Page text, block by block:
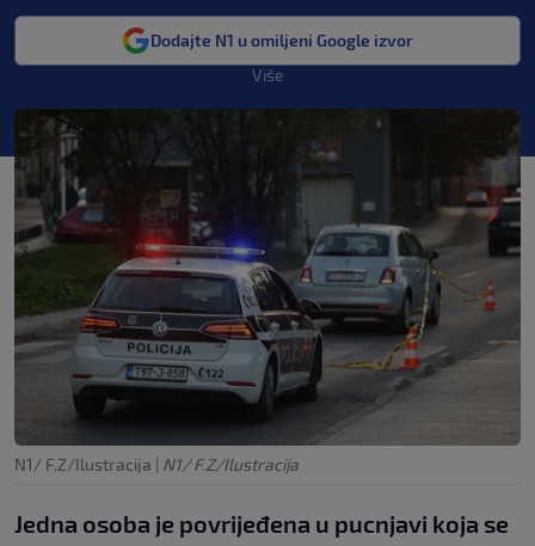
Dodajte N1 u omiljeni Google izvor
Više
N1/ F.Z/Ilustracija | N1/ F.Z/Ilustracija
Jedna osoba je povrijeđena u pucnjavi koja se